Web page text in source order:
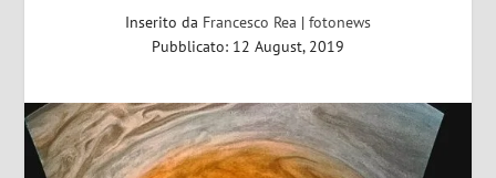
Inserito da Francesco Rea | fotonews
Pubblicato: 12 August, 2019